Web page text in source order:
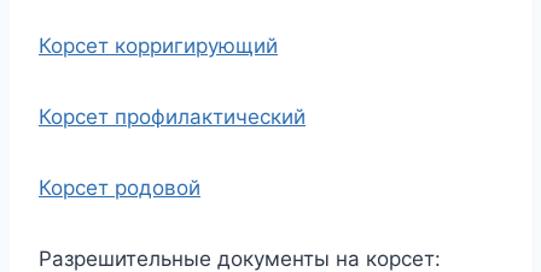
Корсет корригирующий
Корсет профилактический
Корсет родовой
Разрешительные документы на корсет: